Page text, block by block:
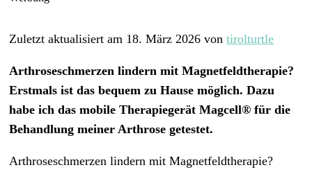
Zuletzt aktualisiert am 18. März 2026 von tirolturtle
Arthroseschmerzen lindern mit Magnetfeldtherapie?
Erstmals ist das bequem zu Hause möglich. Dazu
habe ich das mobile Therapiegerät Magcell® für die
Behandlung meiner Arthrose getestet.
Arthroseschmerzen lindern mit Magnetfeldtherapie?